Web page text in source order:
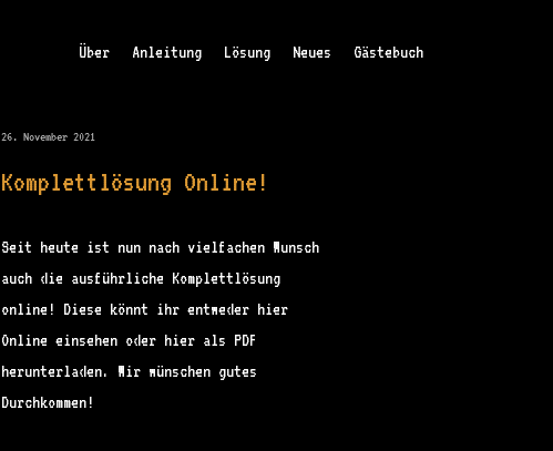
Über Anleitung Lösung Neues Gästebuch
26. November 2021
Komplettlösung Online!
Seit heute ist nun nach vielfachen Wunsch
auch die ausführliche Komplettlösung
online! Diese könnt ihr entweder hier
Online einsehen oder hier als PDF
herunterladen. Wir wünschen gutes
Durchkommen!